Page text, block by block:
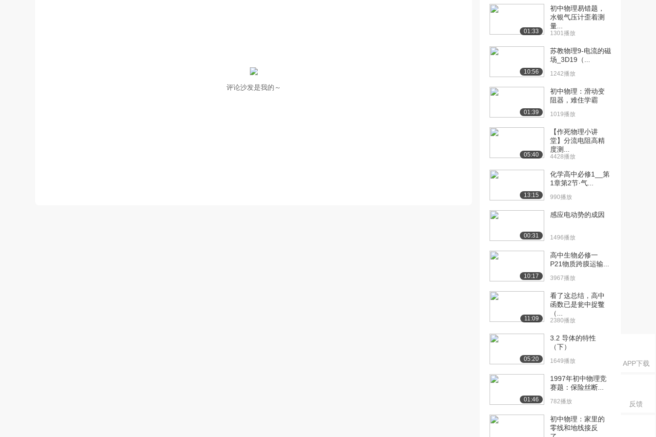
APP下载
反馈
评论沙发是我的～
01:33
初中物理易错题，
水银气压计歪着测
量...
1301播放
10:56
苏教物理9-电流的磁
场_3D19（...
1242播放
01:39
初中物理：滑动变
阻器，难住学霸
1019播放
05:40
【作死物理小讲
堂】分流电阻高精
度测...
4428播放
13:15
化学高中必修1__第
1章第2节·气...
990播放
00:31
感应电动势的成因
1496播放
10:17
高中生物必修一
P21物质跨膜运输...
3967播放
11:09
看了这总结，高中
函数已是瓮中捉鳖
（...
2380播放
05:20
3.2 导体的特性
（下）
1649播放
01:46
1997年初中物理竞
赛题：保险丝断...
782播放
初中物理：家里的
零线和地线接反